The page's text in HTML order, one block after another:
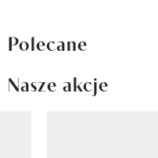
Polecane
Nasze akcje